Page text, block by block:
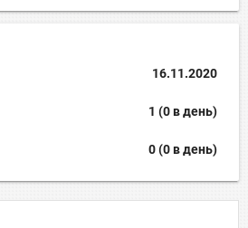
16.11.2020
1 (0 в день)
0 (0 в день)